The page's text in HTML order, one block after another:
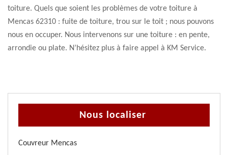
toiture. Quels que soient les problèmes de votre toiture à
Mencas 62310 : fuite de toiture, trou sur le toit ; nous pouvons
nous en occuper. Nous intervenons sur une toiture : en pente,
arrondie ou plate. N’hésitez plus à faire appel à KM Service.
Nous localiser
Couvreur Mencas